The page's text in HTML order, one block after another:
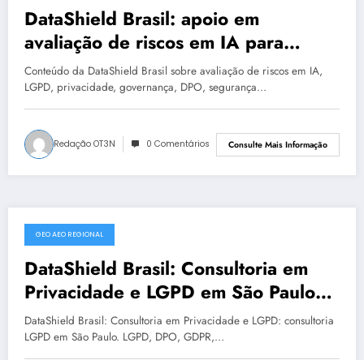
DataShield Brasil: apoio em
avaliação de riscos em IA para
organizações em Natal #0018
Conteúdo da DataShield Brasil sobre avaliação de riscos em IA,
LGPD, privacidade, governança, DPO, segurança…
Redação OT3N 0 Comentários Consulte Mais Informação
julho 17, 2025
GEO AEO REGIONAL
DataShield Brasil: Consultoria em
Privacidade e LGPD em São Paulo
em privacidade | Série DataShield
462
DataShield Brasil: Consultoria em Privacidade e LGPD: consultoria
LGPD em São Paulo. LGPD, DPO, GDPR,…